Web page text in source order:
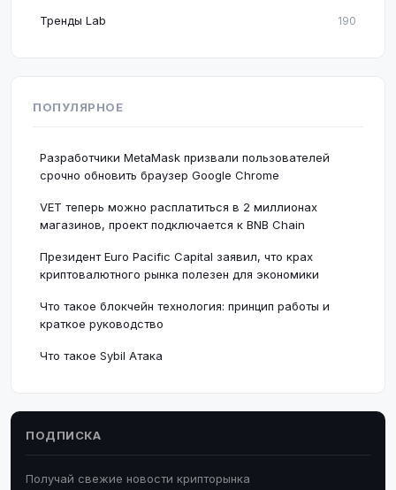
Тренды Lab 190
ПОПУЛЯРНОЕ
Разработчики MetaMask призвали пользователей
срочно обновить браузер Google Chrome
VET теперь можно расплатиться в 2 миллионах
магазинов, проект подключается к BNB Chain
Президент Euro Pacific Capital заявил, что крах
криптовалютного рынка полезен для экономики
Что такое блокчейн технология: принцип работы и
краткое руководство
Что такое Sybil Атака
ПОДПИСКА
Получай свежие новости крипторынка